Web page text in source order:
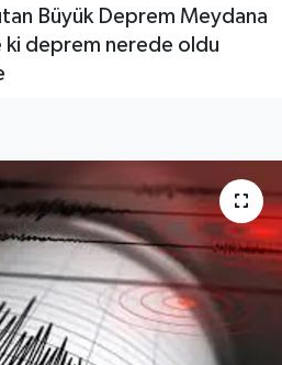
Büyük Deprem Meydana
deprem nerede oldu